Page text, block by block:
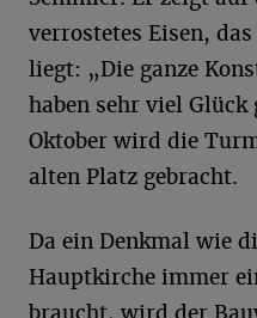
verrostetes Eisen,
liegt: „Die ganze
haben sehr viel Glück
Oktober wird die
alten Platz gebracht.
Da ein Denkmal wie
Hauptkirche immer